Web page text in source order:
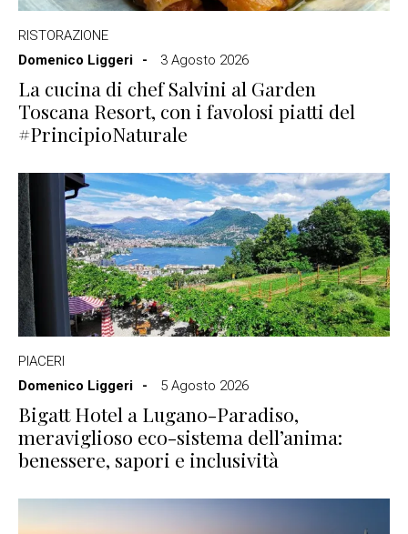
RISTORAZIONE
Domenico Liggeri
3 Agosto 2026
La cucina di chef Salvini al Garden
Toscana Resort, con i favolosi piatti del
#PrincipioNaturale
PIACERI
Domenico Liggeri
5 Agosto 2026
Bigatt Hotel a Lugano-Paradiso,
meraviglioso eco-sistema dell’anima:
benessere, sapori e inclusività